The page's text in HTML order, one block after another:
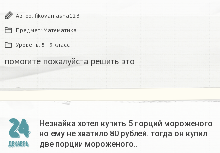
Автор: fikovamasha123
Предмет: Математика
Уровень: 5 - 9 класс
помогите пожалуйста решить это
24
ДЕКАБРЬ
Незнайка хотел купить 5 порций мороженого
но ему не хватило 80 рублей. тогда он купил
две порции мороженого…